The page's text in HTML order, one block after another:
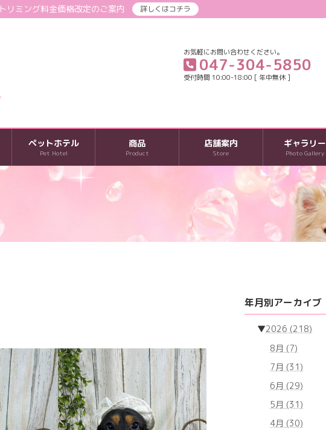
トリミング料金価格改定のご案内
詳しくはコチラ
お気軽にお問い合わせください。
047-304-5850
受付時間 10:00-18:00 [ 年中無休 ]
ペットホテル
Pet Hotel
商品
Product
店舗案内
Store
ギャラリー
Photo Gallery
年月別アーカイブ
▼2026 (218)
8月 (7)
7月 (31)
6月 (29)
5月 (31)
4月 (30)